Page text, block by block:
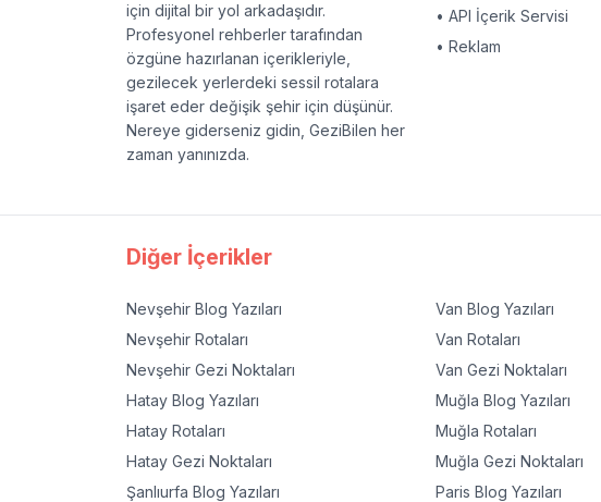
için dijital bir yol arkadaşıdır.
Profesyonel rehberler tarafından
özgüne hazırlanan içerikleriyle,
gezilecek yerlerdeki sessil rotalara
işaret eder değişik şehir için düşünür.
Nereye giderseniz gidin, GeziBilen her
zaman yanınızda.
• API İçerik Servisi
• Reklam
Diğer İçerikler
Nevşehir Blog Yazıları
Nevşehir Rotaları
Nevşehir Gezi Noktaları
Hatay Blog Yazıları
Hatay Rotaları
Hatay Gezi Noktaları
Şanlıurfa Blog Yazıları
Van Blog Yazıları
Van Rotaları
Van Gezi Noktaları
Muğla Blog Yazıları
Muğla Rotaları
Muğla Gezi Noktaları
Paris Blog Yazıları